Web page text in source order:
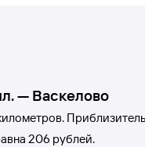
— Васкелово
206 рублей.